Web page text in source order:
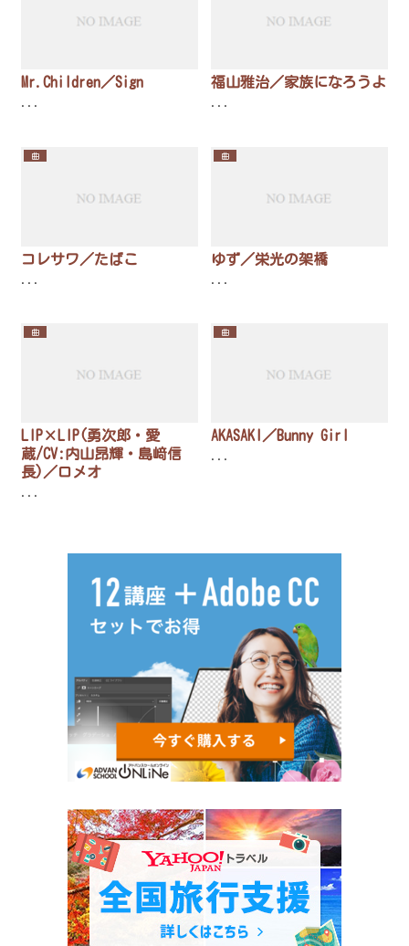
Mr.Children／Sign
...
福山雅治／家族になろうよ
...
曲
コレサワ／たばこ
...
曲
ゆず／栄光の架橋
...
曲
LIP×LIP(勇次郎・愛
蔵/CV:内山昂輝・島﨑信
長)／ロメオ
...
曲
AKASAKI／Bunny Girl
...